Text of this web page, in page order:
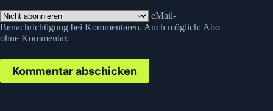
eMail-
Benachrichtigung bei Kommentaren. Auch möglich: Abo
ohne Kommentar.
Kommentar abschicken